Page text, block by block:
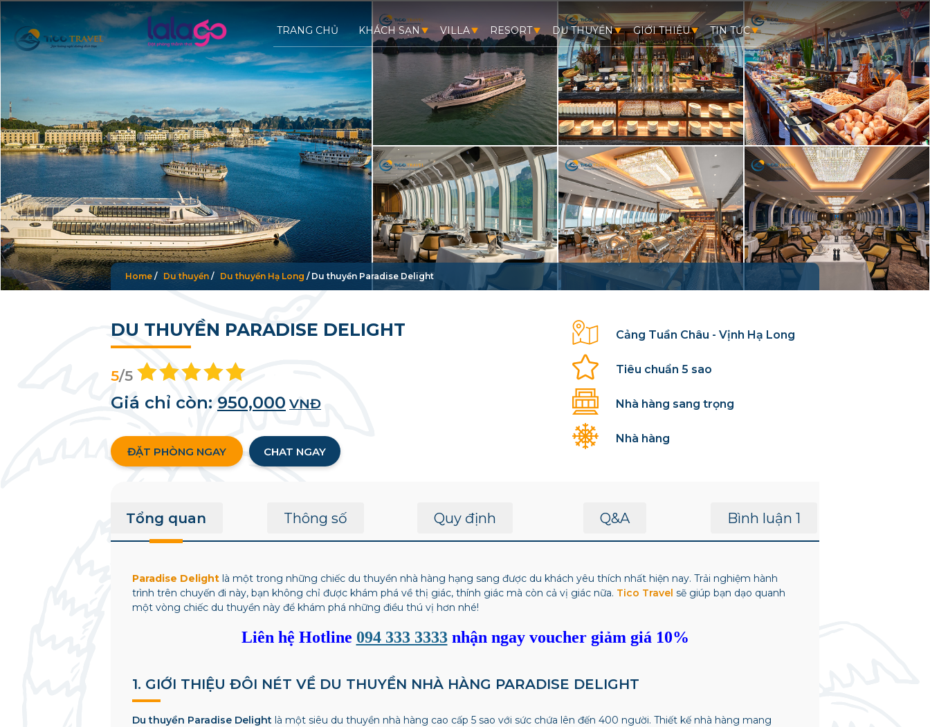
TRANG CHỦ KHÁCH SẠN VILLA RESORT DU THUYỀN GIỚI THIỆU TIN TỨC
Home / Du thuyền / Du thuyền Hạ Long / Du thuyền Paradise Delight
DU THUYỀN PARADISE DELIGHT Cảng Tuần Châu - Vịnh Hạ Long
Tiêu chuẩn 5 sao
Nhà hàng sang trọng
Nhà hàng
5/5
Giá chỉ còn: 950,000 VNĐ
ĐẶT PHÒNG NGAY CHAT NGAY
Tổng quan Thông số Quy định Q&A Bình luận 1
Paradise Delight là một trong những chiếc du thuyền nhà hàng hạng sang được du khách yêu thích nhất hiện nay. Trải nghiệm hành
trình trên chuyến đi này, bạn không chỉ được khám phá về thị giác, thính giác mà còn cả vị giác nữa. Tico Travel sẽ giúp bạn dạo quanh
một vòng chiếc du thuyền này để khám phá những điều thú vị hơn nhé!
Liên hệ Hotline 094 333 3333 nhận ngay voucher giảm giá 10%
1. GIỚI THIỆU ĐÔI NÉT VỀ DU THUYỀN NHÀ HÀNG PARADISE DELIGHT
Du thuyền Paradise Delight là một siêu du thuyền nhà hàng cao cấp 5 sao với sức chứa lên đến 400 người. Thiết kế nhà hàng mang